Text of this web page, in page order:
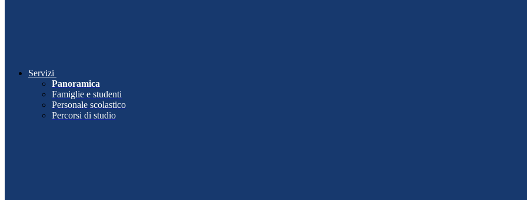
Servizi
Panoramica
Famiglie e studenti
Personale scolastico
Percorsi di studio